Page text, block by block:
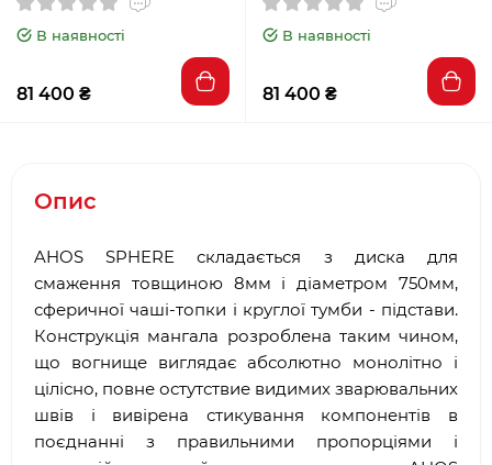
В наявності
81 400 ₴
В наявності
81 400 ₴
Опис
AHOS SPHERE складається з диска для
смаження товщиною 8мм і діаметром 750мм,
сферичної чаші-топки і круглої тумби - підстави.
Конструкція мангала розроблена таким чином,
що вогнище виглядає абсолютно монолітно і
цілісно, повне остутствие видимих зварювальних
швів і вивірена стикування компонентів в
поєднанні з правильними пропорціями і